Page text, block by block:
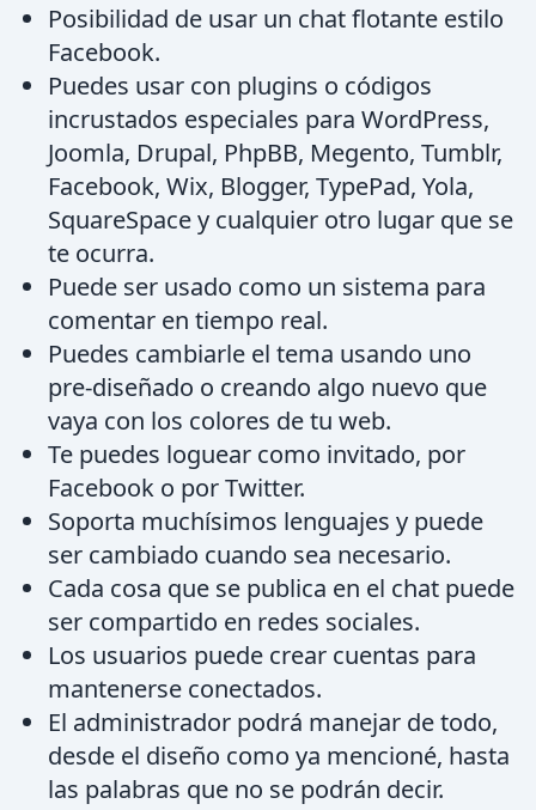
Posibilidad de usar un chat flotante estilo
Facebook.
Puedes usar con plugins o códigos
incrustados especiales para WordPress,
Joomla, Drupal, PhpBB, Megento, Tumblr,
Facebook, Wix, Blogger, TypePad, Yola,
SquareSpace y cualquier otro lugar que se
te ocurra.
Puede ser usado como un sistema para
comentar en tiempo real.
Puedes cambiarle el tema usando uno
pre-diseñado o creando algo nuevo que
vaya con los colores de tu web.
Te puedes loguear como invitado, por
Facebook o por Twitter.
Soporta muchísimos lenguajes y puede
ser cambiado cuando sea necesario.
Cada cosa que se publica en el chat puede
ser compartido en redes sociales.
Los usuarios puede crear cuentas para
mantenerse conectados.
El administrador podrá manejar de todo,
desde el diseño como ya mencioné, hasta
las palabras que no se podrán decir.